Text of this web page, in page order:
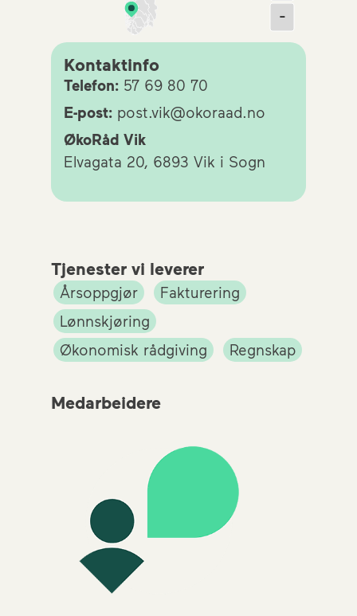
-
Kontaktinfo
Telefon: 57 69 80 70
E-post: post.vik@okoraad.no
ØkoRåd Vik
Elvagata 20, 6893 Vik i Sogn
Tjenester vi leverer
Årsoppgjør
Fakturering
Lønnskjøring
Økonomisk rådgiving
Regnskap
Medarbeidere